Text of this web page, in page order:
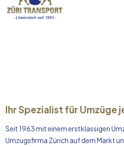
Ihr Spezialist für Umzüge
Seit 1963 mit einem erstklassigen
Umzugsfirma Zürich auf dem Markt